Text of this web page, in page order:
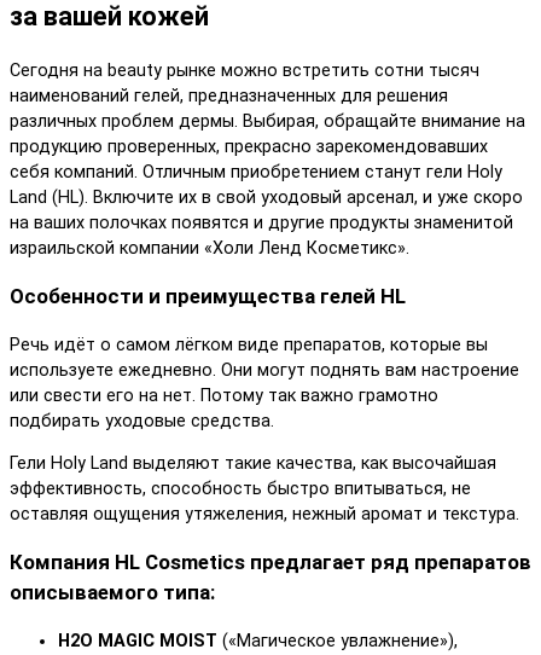
за вашей кожей
Сегодня на beauty рынке можно встретить сотни тысяч
наименований гелей, предназначенных для решения
различных проблем дермы. Выбирая, обращайте внимание на
продукцию проверенных, прекрасно зарекомендовавших
себя компаний. Отличным приобретением станут гели Holy
Land (HL). Включите их в свой уходовый арсенал, и уже скоро
на ваших полочках появятся и другие продукты знаменитой
израильской компании «Холи Ленд Косметикс».
Особенности и преимущества гелей HL
Речь идёт о самом лёгком виде препаратов, которые вы
используете ежедневно. Они могут поднять вам настроение
или свести его на нет. Потому так важно грамотно
подбирать уходовые средства.
Гели Holy Land выделяют такие качества, как высочайшая
эффективность, способность быстро впитываться, не
оставляя ощущения утяжеления, нежный аромат и текстура.
Компания HL Cosmetics предлагает ряд препаратов
описываемого типа:
H2O MAGIC MOIST («Магическое увлажнение»),